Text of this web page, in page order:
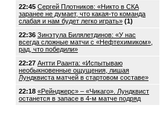
22:45 Сергей Плотников: «Никто в СКА
заранее не думает, что какая-то команда
слабая и нам будет легко играть» (1)
22:36 Зинэтула Билялетдинов: «У нас
всегда сложные матчи с «Нефтехимиком»,
рад, что победили»
22:27 Антти Раанта: «Испытываю
необыкновенные ощущения, лишая
Лундквиста матчей в стартовом составе»
22:18 «Рейнджерс» – «Чикаго». Лундквист
останется в запасе в 4-м матче подряд